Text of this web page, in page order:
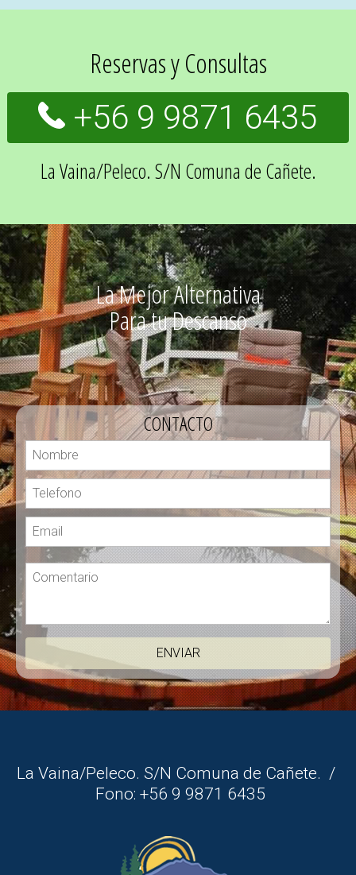
Reservas y Consultas
+56 9 9871 6435
La Vaina/Peleco. S/N Comuna de Cañete.
La Mejor Alternativa
Para tu Descanso
CONTACTO
La Vaina/Peleco. S/N Comuna de Cañete. /
Fono: +56 9 9871 6435